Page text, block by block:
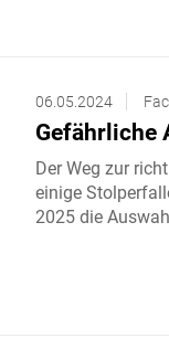
06.05.2024
Gefährliche
Der Weg zur
einige
2025 die